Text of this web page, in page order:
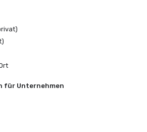
für Unternehmen